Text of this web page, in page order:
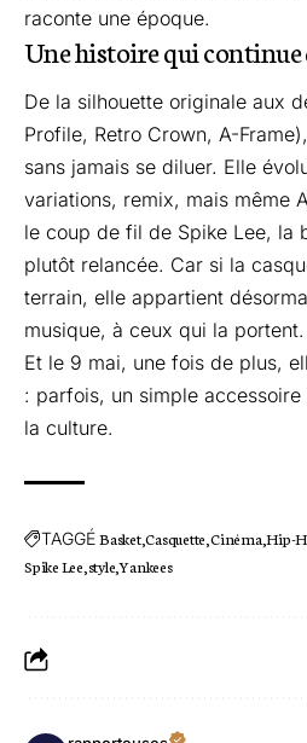
raconte une époque.
Une histoire qui continue
De la silhouette originale aux
Profile, Retro Crown, A-
sans jamais se diluer. Elle
variations, remix, mais même
le coup de fil de Spike Lee, la
plutôt relancée. Car si la
terrain, elle appartient
musique, à ceux qui la portent.
Et le 9 mai, une fois de plus,
: parfois, un simple
la culture.
TAGGÉBasket Casquette Cinéma Hip-
Spike Lee style Yankees